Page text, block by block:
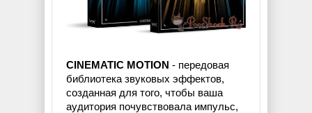
CINEMATIC MOTION - передовая
библиотека звуковых эффектов,
созданная для того, чтобы ваша
аудитория почувствовала импульс,